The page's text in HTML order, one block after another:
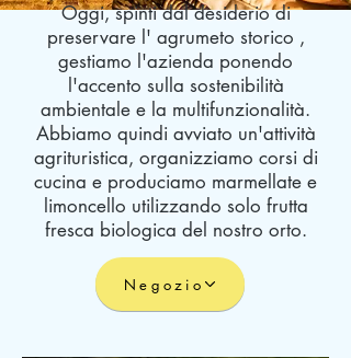
Oggi, spinti dal desiderio di
preservare l' agrumeto storico ,
gestiamo l'azienda ponendo
l'accento sulla sostenibilità
ambientale e la multifunzionalità.
Abbiamo quindi avviato un'attività
agrituristica, organizziamo corsi di
cucina e produciamo marmellate e
limoncello utilizzando solo frutta
fresca biologica del nostro orto.
Negozio